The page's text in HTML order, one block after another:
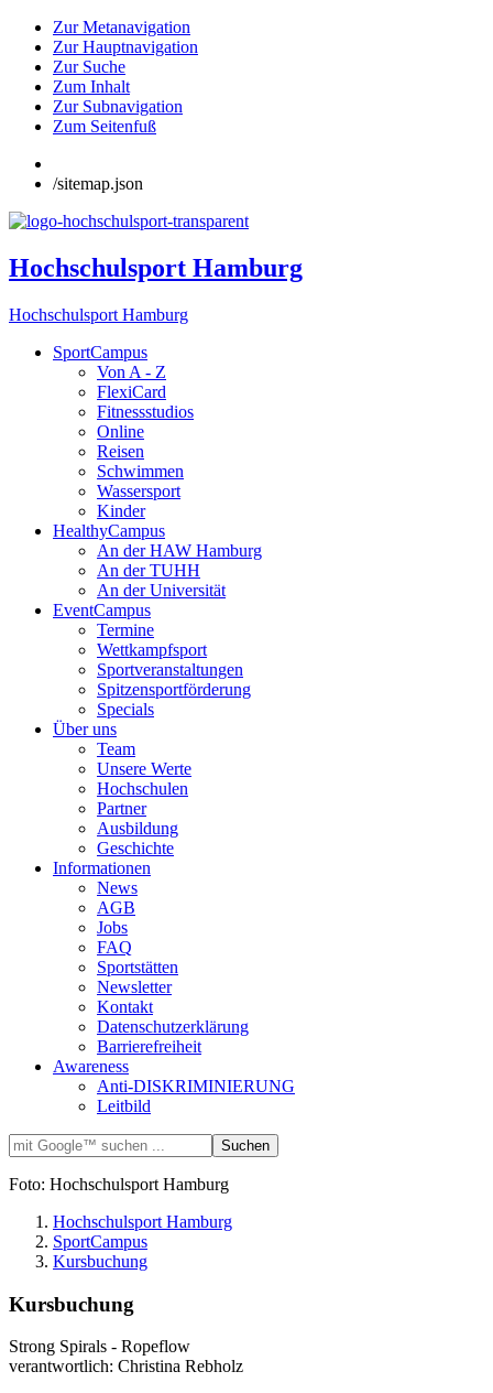
Zur Metanavigation
Zur Hauptnavigation
Zur Suche
Zum Inhalt
Zur Subnavigation
Zum Seitenfuß
/sitemap.json
Hochschulsport Hamburg
Hochschulsport Hamburg
SportCampus
Von A - Z
FlexiCard
Fitnessstudios
Online
Reisen
Schwimmen
Wassersport
Kinder
HealthyCampus
An der HAW Hamburg
An der TUHH
An der Universität
EventCampus
Termine
Wettkampfsport
Sportveranstaltungen
Spitzensportförderung
Specials
Über uns
Team
Unsere Werte
Hochschulen
Partner
Ausbildung
Geschichte
Informationen
News
AGB
Jobs
FAQ
Sportstätten
Newsletter
Kontakt
Datenschutzerklärung
Barrierefreiheit
Awareness
Anti-DISKRIMINIERUNG
Leitbild
Foto: Hochschulsport Hamburg
Hochschulsport Hamburg
SportCampus
Kursbuchung
Kursbuchung
Strong Spirals - Ropeflow
verantwortlich: Christina Rebholz